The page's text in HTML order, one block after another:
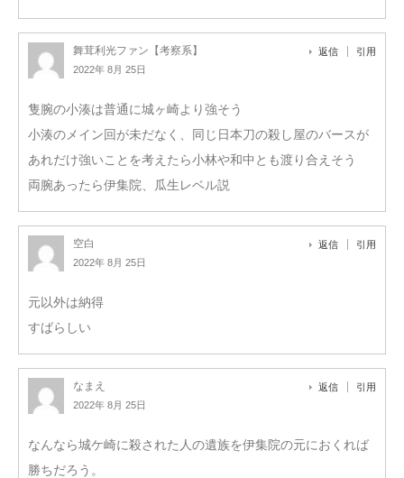
舞茸利光ファン【考察系】
2022年 8月 25日
返信 引用
隻腕の小湊は普通に城ヶ崎より強そう
小湊のメイン回が未だなく、同じ日本刀の殺し屋のバースが
あれだけ強いことを考えたら小林や和中とも渡り合えそう
両腕あったら伊集院、瓜生レベル説
空白
2022年 8月 25日
返信 引用
元以外は納得
すばらしい
なまえ
2022年 8月 25日
返信 引用
なんなら城ケ崎に殺された人の遺族を伊集院の元におくれば
勝ちだろう。